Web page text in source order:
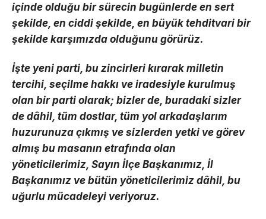
içinde olduğu bir sürecin bugünlerde en sert
şekilde, en ciddi şekilde, en büyük tehditvari bir
şekilde karşımızda olduğunu görürüz.
İşte yeni parti, bu zincirleri kırarak milletin
tercihi, seçilme hakkı ve iradesiyle kurulmuş
olan bir parti olarak; bizler de, buradaki sizler
de dâhil, tüm dostlar, tüm yol arkadaşlarım
huzurunuza çıkmış ve sizlerden yetki ve görev
almış bu masanın etrafında olan
yöneticilerimiz, Sayın İlçe Başkanımız, İl
Başkanımız ve bütün yöneticilerimiz dâhil, bu
uğurlu mücadeleyi veriyoruz.